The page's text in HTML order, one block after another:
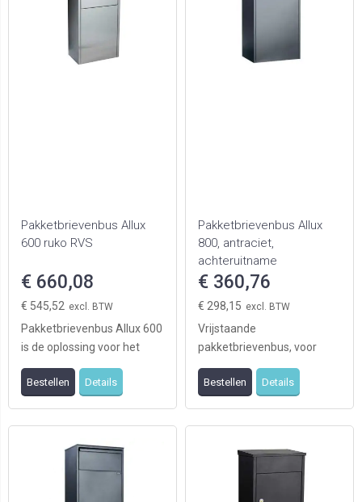
Pakketbrievenbus Allux
600 ruko RVS
€ 660,08
€ 545,52
Pakketbrievenbus Allux 600
is de oplossing voor het
ontvangen van grote
hoeveelheden post ...
Bestellen Details
Pakketbrievenbus Allux
800, antraciet,
achteruitname
€ 360,76
€ 298,15
Vrijstaande
pakketbrievenbus, voor
veilige ontvangst van grote
hoeveelheden post en
Bestellen Details